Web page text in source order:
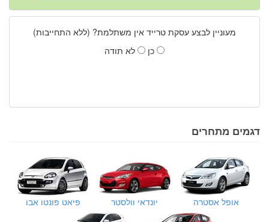
מעוניין לבצע עסקת טרייד אין משתלמת? (ללא התחייבות)
כן
לא תודה
דגמים מתחרים
אופל אסטרה יונדאי וולסטר פיאט פונטו אבו